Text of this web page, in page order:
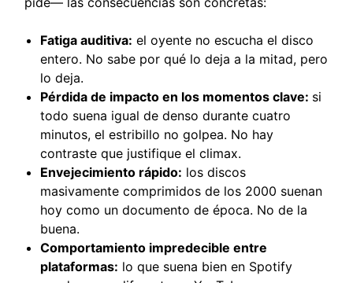
Fatiga auditiva: el oyente no escucha el disco
entero. No sabe por qué lo deja a la mitad, pero
lo deja.
Pérdida de impacto en los momentos clave: si
todo suena igual de denso durante cuatro
minutos, el estribillo no golpea. No hay
contraste que justifique el climax.
Envejecimiento rápido: los discos
masivamente comprimidos de los 2000 suenan
hoy como un documento de época. No de la
buena.
Comportamiento impredecible entre
plataformas: lo que suena bien en Spotify